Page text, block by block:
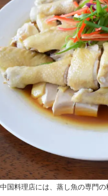
国料理店には、蒸し魚の専門